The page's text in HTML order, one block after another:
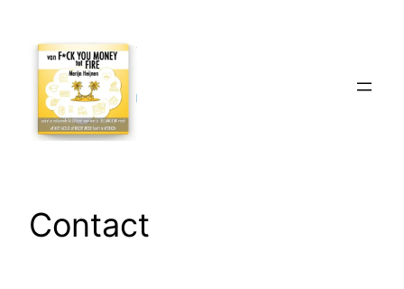
naar
inhoud
Contact